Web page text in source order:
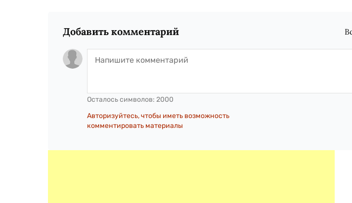
Добавить комментарий
Осталось символов: 2000
Авторизуйтесь, чтобы иметь возможность
комментировать материалы